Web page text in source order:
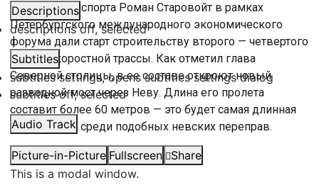
Descriptions
descriptions off, selected
Subtitles
subtitles settings, opens subtitles settings dialog
subtitles off, selected
Audio Track
Picture-in-Picture Fullscreen
Share
This is a modal window.
министр транспорта Роман Старовойт в рамках
Петербургского международного экономического
форума дали старт строительству второго — четвертого
этапов скоростной трассы. Как отметил глава
Северной столицы, в ее составе откроют новый
разводной мост через Неву. Длина его пролета
составит более 60 метров — это будет самая длинная
конструкция среди подобных невских переправ.
#Санкт-Петербург #ШМСД